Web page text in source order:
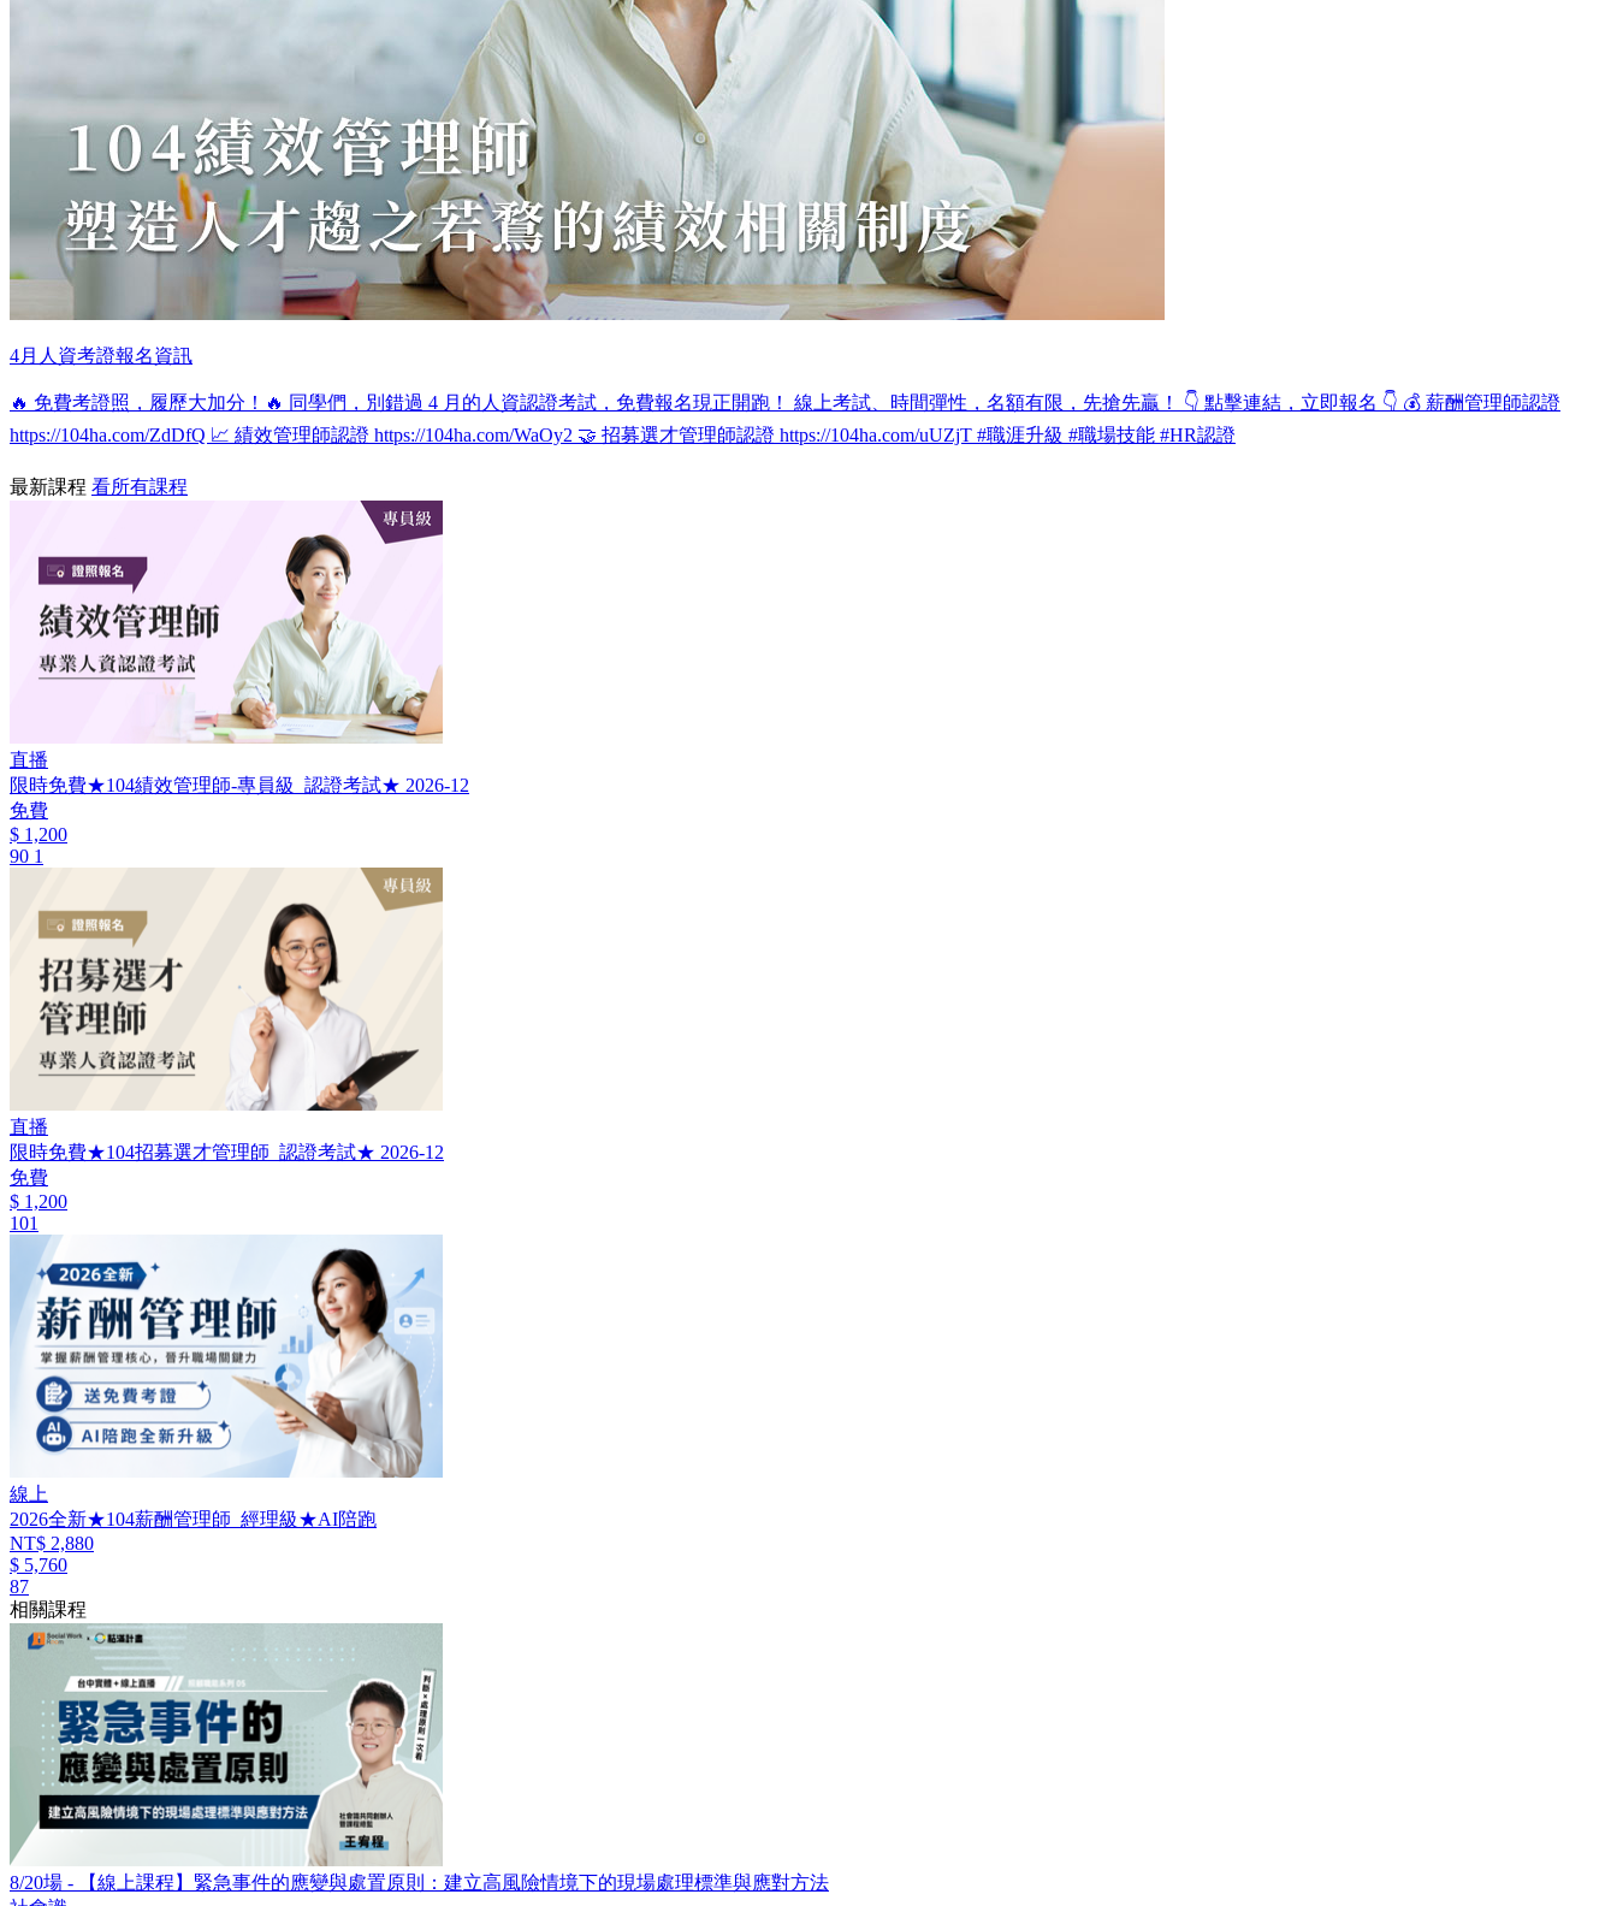
4月人資考證報名資訊
🔥 免費考證照，履歷大加分！🔥 同學們，別錯過 4 月的人資認證考試，免費報名現正開跑！ 線上考試、時間彈性，名額有限，先搶先贏！ 👇 點擊連結，立即報名 👇 💰 薪酬管理師認證
https://104ha.com/ZdDfQ 📈 績效管理師認證 https://104ha.com/WaOy2 🤝 招募選才管理師認證 https://104ha.com/uUZjT #職涯升級 #職場技能 #HR認證
最新課程 看所有課程
直播
限時免費★104績效管理師-專員級_認證考試★ 2026-12
免費
$ 1,200
90 1
直播
限時免費★104招募選才管理師_認證考試★ 2026-12
免費
$ 1,200
101
線上
2026全新★104薪酬管理師_經理級★AI陪跑
NT$ 2,880
$ 5,760
87
相關課程
8/20場 - 【線上課程】緊急事件的應變與處置原則：建立高風險情境下的現場處理標準與應對方法